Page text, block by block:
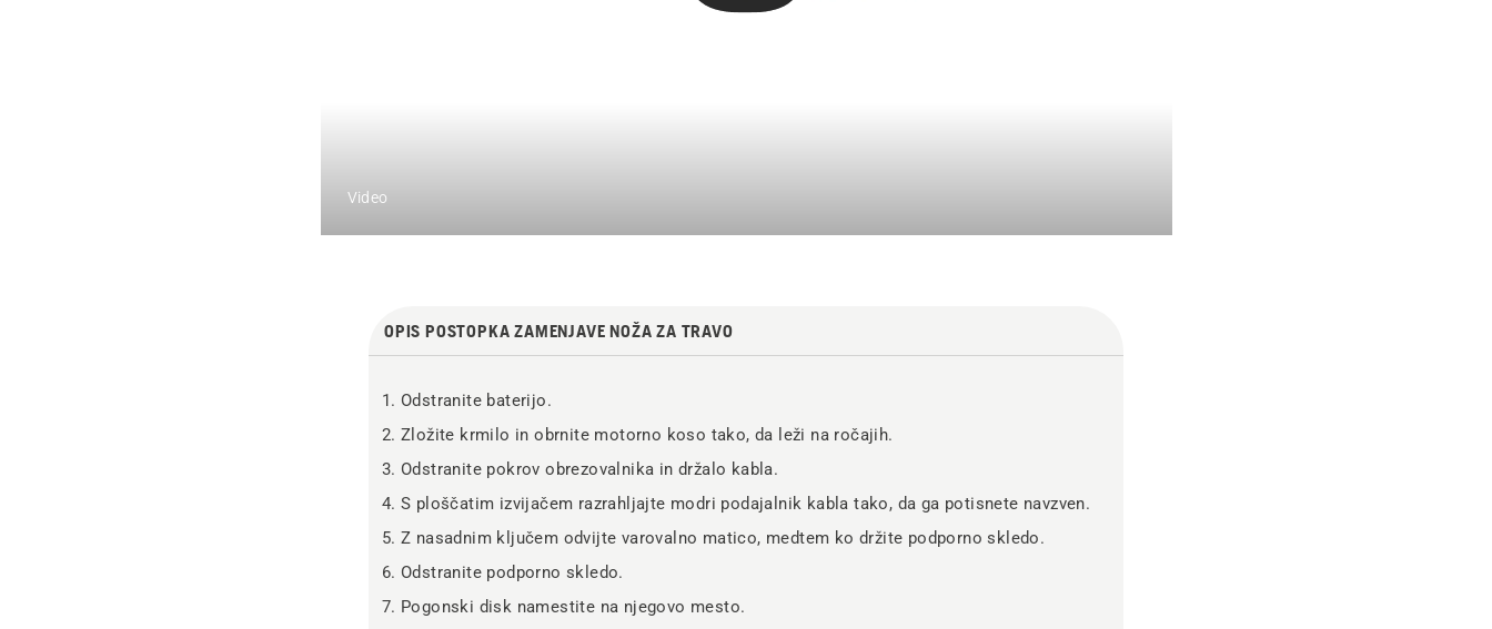
Video
OPIS POSTOPKA ZAMENJAVE NOŽA ZA TRAVO
Odstranite baterijo.
Zložite krmilo in obrnite motorno koso tako, da leži na ročajih.
Odstranite pokrov obrezovalnika in držalo kabla.
S ploščatim izvijačem razrahljajte modri podajalnik kabla tako, da ga potisnete navzven.
Z nasadnim ključem odvijte varovalno matico, medtem ko držite podporno skledo.
Odstranite podporno skledo.
Pogonski disk namestite na njegovo mesto.